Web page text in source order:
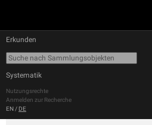
Erkunden
Systematik
Nutzungsrechte
Anmelden zur Recherche
EN / DE